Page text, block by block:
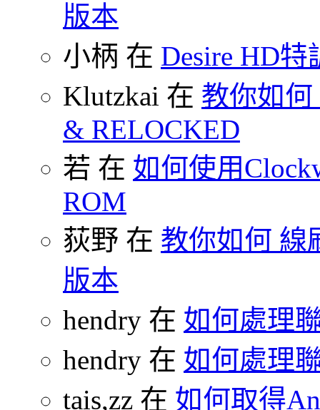
版本
小柄 在 Desire HD特
Klutzkai 在 教你如
& RELOCKED
若 在 如何使用
ROM
荻野 在 教你如何 線
版本
hendry 在 如何處理
hendry 在 如何處理
tais,zz 在 如何取得